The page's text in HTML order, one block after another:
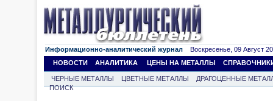
Информационно-аналитический журнал Воскресенье, 09 Август
НОВОСТИ
АНАЛИТИКА ЦЕНЫ НА МЕТАЛЛЫ
ЧЕРНЫЕ МЕТАЛЛЫ ЦВЕТНЫЕ МЕТАЛЛЫ
ДРАГОЦЕННЫЕ
ПОИСК